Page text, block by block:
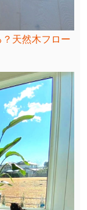
天然木フロー